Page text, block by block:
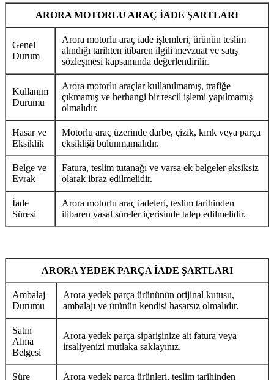
ARORA MOTORLU ARAÇ İADE ŞARTLARI
Genel
Durum
Arora motorlu araç iade işlemleri, ürünün teslim
alındığı tarihten itibaren ilgili mevzuat ve satış
sözleşmesi kapsamında değerlendirilir.
Kullanım
Durumu
Arora motorlu araçlar kullanılmamış, trafiğe
çıkmamış ve herhangi bir tescil işlemi yapılmamış
olmalıdır.
Hasar ve
Eksiklik
Motorlu araç üzerinde darbe, çizik, kırık veya parça
eksikliği bulunmamalıdır.
Belge ve
Evrak
Fatura, teslim tutanağı ve varsa ek belgeler eksiksiz
olarak ibraz edilmelidir.
İade
Süresi
Arora motorlu araç iadeleri, teslim tarihinden
itibaren yasal süreler içerisinde talep edilmelidir.
ARORA YEDEK PARÇA İADE ŞARTLARI
Ambalaj
Durumu
Arora yedek parça ürününün orijinal kutusu,
ambalajı ve ürünün kendisi hasarsız olmalıdır.
Satın
Alma
Belgesi
Arora yedek parça siparişinize ait fatura veya
irsaliyenizi mutlaka saklayınız.
Süre Arora yedek parça ürünleri, teslim tarihinden